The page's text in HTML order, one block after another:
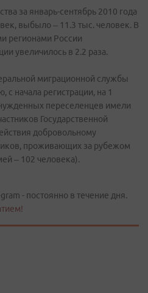
за январь-сентябрь 2010 года
выбыло – 11.3 тыс. человек. В
регионами России
увеличилось в 2.2 раза.
миграционной службы
начала регистрации, на 1
переселенцев имели
Государственной
добровольному
проживающих за рубежом
– 102 человека).
- постоянно в течение дня.